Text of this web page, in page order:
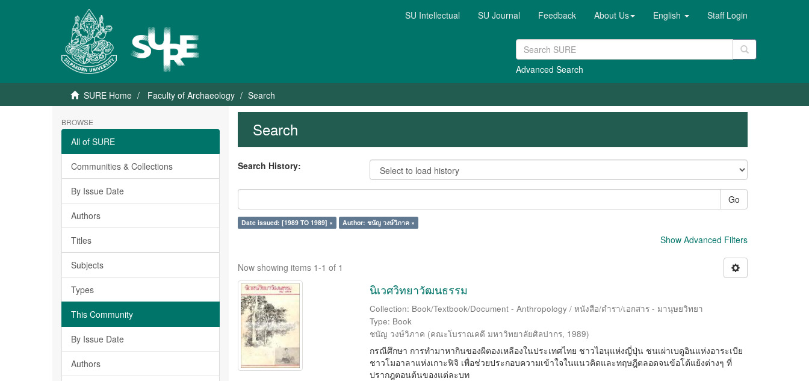
SU Intellectual SU Journal Feedback About Us English Staff Login
Advanced Search
SURE Home Faculty of Archaeology Search
BROWSE
All of SURE
Communities & Collections
By Issue Date
Authors
Titles
Subjects
Types
This Community
By Issue Date
Authors
Search
Search History:
Go
Date issued: [1989 TO 1989] × Author: ชนัญ วงษ์วิภาค ×
Show Advanced Filters
Now showing items 1-1 of 1
นิเวศวิทยาวัฒนธรรม
Collection: Book/Textbook/Document - Anthropology / หนังสือ/ตำรา/เอกสาร - มานุษยวิทยา
Type: Book
ชนัญ วงษ์วิภาค (คณะโบราณคดี มหาวิทยาลัยศิลปากร, 1989)
กรณีศึกษา การทำมาหากินของผีตองเหลืองในประเทศไทย ชาวไอนุแห่งญี่ปุ่น ชนเผ่าเบดูอินแห่งอาระเบีย
ชาวโมอาลาแห่งเกาะฟิจิ เพื่อช่วยประกอบความเข้าใจในแนวคิดและทฤษฎีตลอดจนข้อโต้แย้งต่างๆ ที่
ปรากฎตอนต้นของแต่ละบท